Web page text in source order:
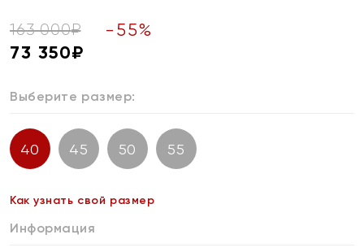
163 000₽ - 55%
73 350₽
Выберите размер:
40 45 50 55
Как узнать свой размер
Информация